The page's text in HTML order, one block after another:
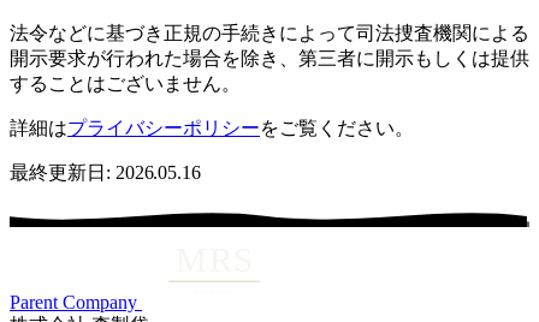
法令などに基づき正規の手続きによって司法捜査機関による
開示要求が行われた場合を除き、第三者に開示もしくは提供
することはございません。
詳細はプライバシーポリシーをご覧ください。
最終更新日: 2026.05.16
Parent Company